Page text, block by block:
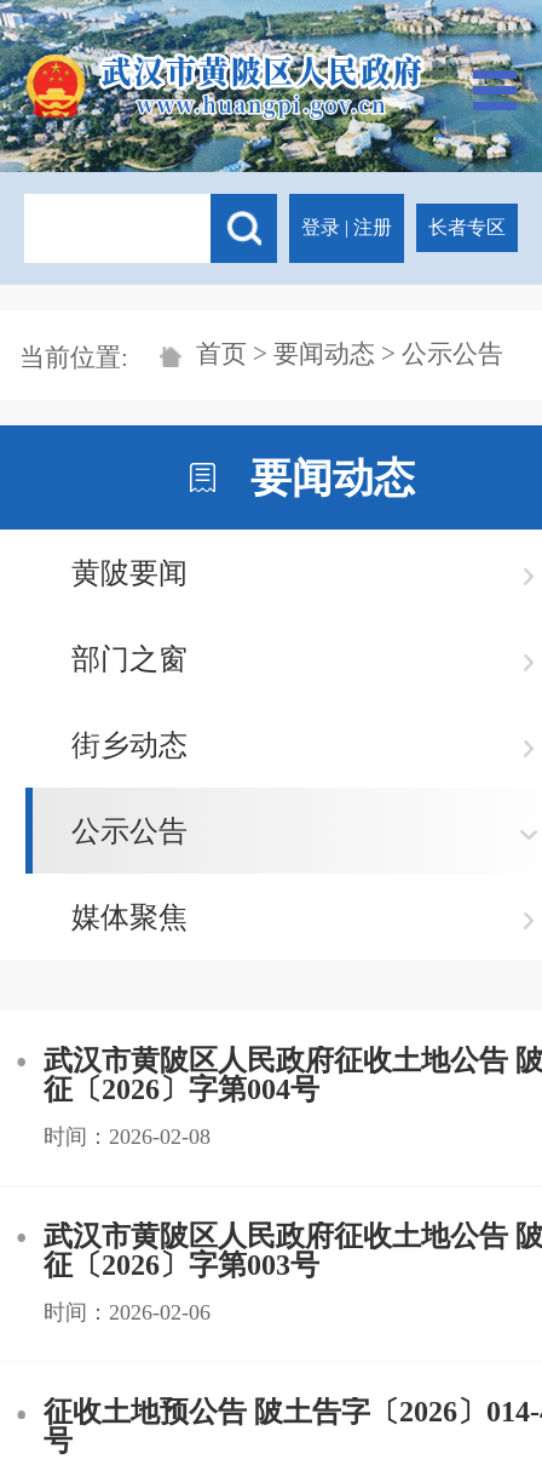
登录 | 注册 长者专区
当前位置: 首页 > 要闻动态 > 公示公告
要闻动态
黄陂要闻
部门之窗
街乡动态
公示公告
媒体聚焦
武汉市黄陂区人民政府征收土地公告 陂
征〔2026〕字第004号
时间：2026-02-08
武汉市黄陂区人民政府征收土地公告
征〔2026〕字第003号
时间：2026-02-06
征收土地预公告 陂土告字〔2026〕014-4
号